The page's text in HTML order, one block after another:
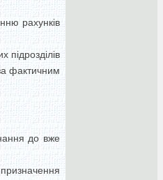
рахунків
підрозділів
фактичним
до вже